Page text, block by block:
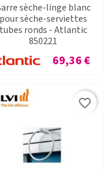
sèche-linge blanc
pour sèche-serviettes
tubes ronds - Atlantic
850221
Prix
69,36 €
favorite_border